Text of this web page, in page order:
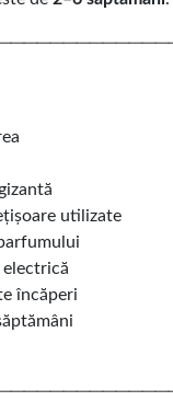
utilizate
încăperi